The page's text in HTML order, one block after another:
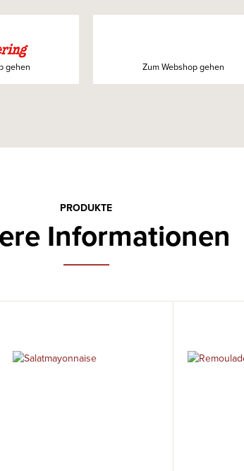
gehen Zum Webshop gehen
PRODUKTE
Informationen